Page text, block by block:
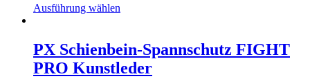
Ausführung wählen
PX Schienbein-Spannschutz FIGHT
PRO Kunstleder